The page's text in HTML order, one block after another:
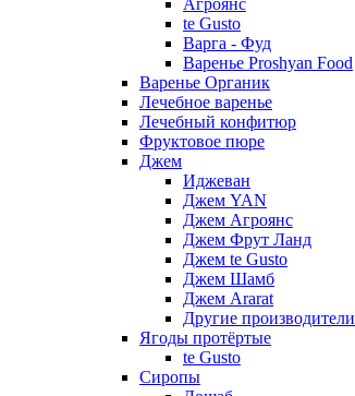
Агроянс
te Gusto
Варга - Фуд
Варенье Proshyan Food
Варенье Органик
Лечебное варенье
Лечебный конфитюр
Фруктовое пюре
Джем
Иджеван
Джем YAN
Джем Агроянс
Джем Фрут Ланд
Джем te Gusto
Джем Шамб
Джем Ararat
Другие производители
Ягоды протёртые
te Gusto
Сиропы